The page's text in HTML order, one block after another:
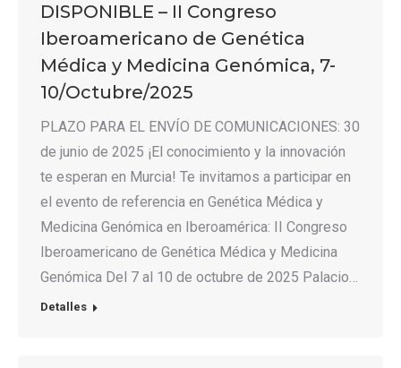
DISPONIBLE – II Congreso
Iberoamericano de Genética
Médica y Medicina Genómica, 7-
10/Octubre/2025
PLAZO PARA EL ENVÍO DE COMUNICACIONES: 30
de junio de 2025 ¡El conocimiento y la innovación
te esperan en Murcia! Te invitamos a participar en
el evento de referencia en Genética Médica y
Medicina Genómica en Iberoamérica: II Congreso
Iberoamericano de Genética Médica y Medicina
Genómica Del 7 al 10 de octubre de 2025 Palacio…
Detalles